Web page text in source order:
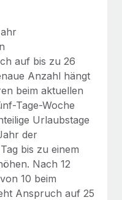
von IT-
von
sein Team mit
KI-basierte
zwischen
für Contractor
und
auf bis zu 26
Anzahl hängt
beim aktuellen
Tage-Woche
Urlaubstage
der
bis zu einem
Nach 12
10 beim
Anspruch auf 25